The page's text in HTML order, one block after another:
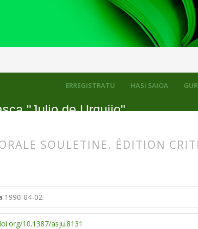
ERREGISTRATU HASI SAIOA
"Julio de Urquijo"
SOULETINE. ÉDITION
1990-04-02
10.1387/asju.8131